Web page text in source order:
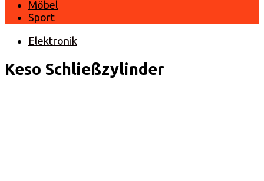
Möbel
Sport
Elektronik
Keso Schließzylinder